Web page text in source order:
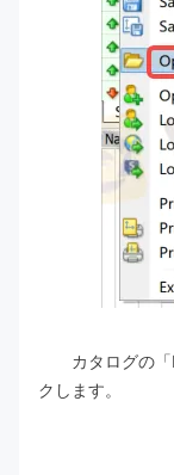
カタログの「
クします。